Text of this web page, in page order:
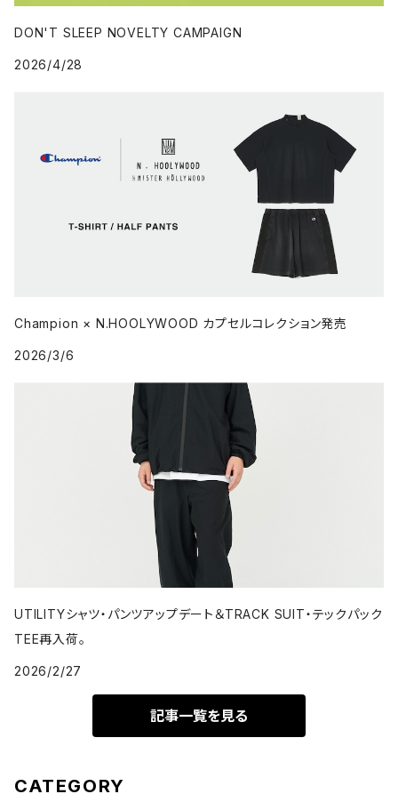
DON'T SLEEP NOVELTY CAMPAIGN
2026/4/28
Champion × N.HOOLYWOOD カプセルコレクション発売
2026/3/6
UTILITYシャツ・パンツアップデート＆TRACK SUIT・テックパック
TEE再入荷。
2026/2/27
記事一覧を見る
CATEGORY